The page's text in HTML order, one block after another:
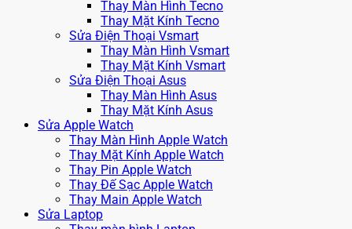
Thay Màn Hình Tecno
Thay Mặt Kính Tecno
Sửa Điện Thoại Vsmart
Thay Màn Hình Vsmart
Thay Mặt Kính Vsmart
Sửa Điện Thoại Asus
Thay Màn Hình Asus
Thay Mặt Kính Asus
Sửa Apple Watch
Thay Màn Hình Apple Watch
Thay Mặt Kính Apple Watch
Thay Pin Apple Watch
Thay Đế Sạc Apple Watch
Thay Main Apple Watch
Sửa Laptop